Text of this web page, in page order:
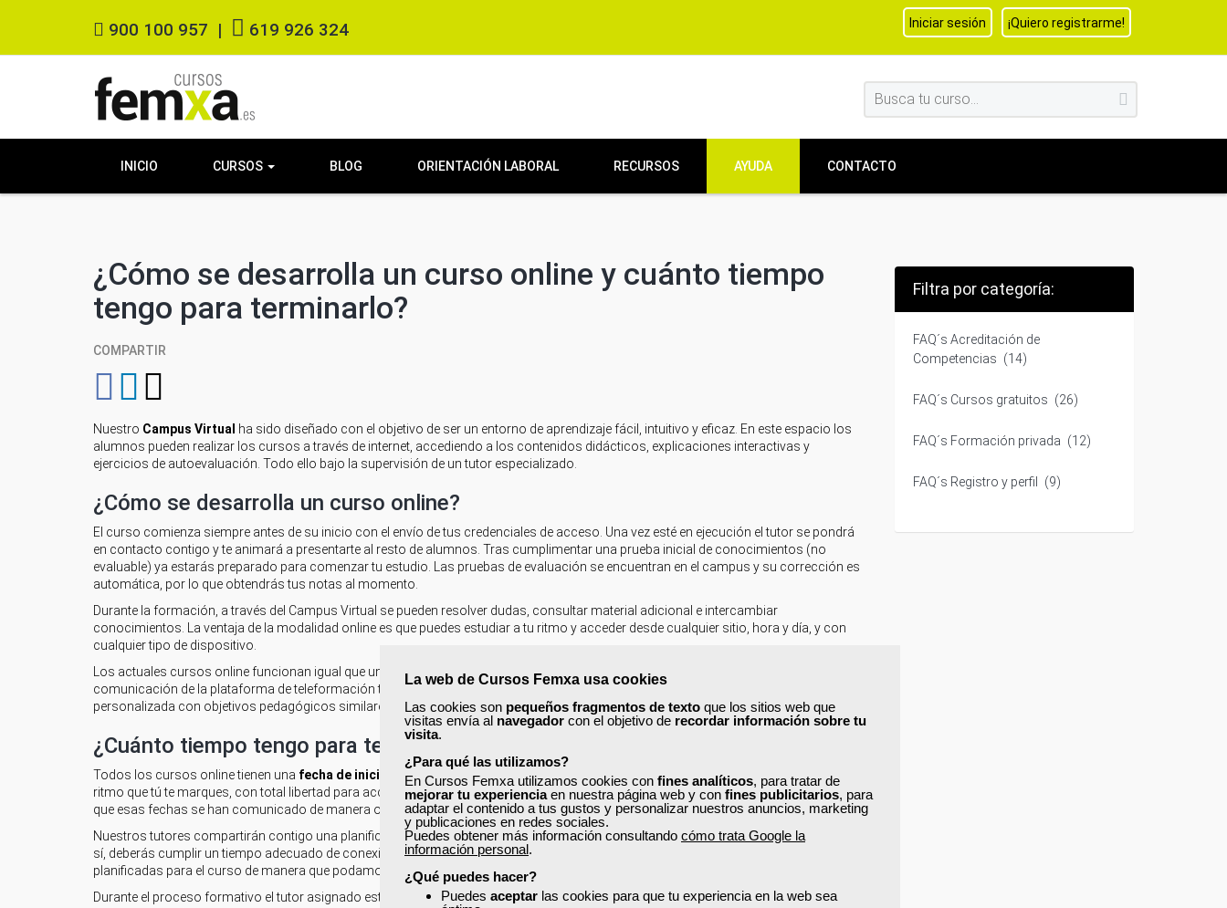
La web de Cursos Femxa usa cookies
Las cookies son pequeños fragmentos de texto que los sitios web que
visitas envía al navegador con el objetivo de recordar información sobre tu
visita.
¿Para qué las utilizamos?
En Cursos Femxa utilizamos cookies con fines analíticos, para tratar de
mejorar tu experienciaen nuestra página web y con fines publicitarios, para
adaptar el contenido a tus gustos y personalizar nuestros anuncios, marketing
y publicaciones en redes sociales.
Puedes obtener más información consultando cómo trata Google la
información personal.
¿Qué puedes hacer?
Puedes aceptar las cookies para que tu experiencia en la web sea
900 100 957 | 619 926 324 Iniciar sesión ¡Quiero registrarme!
INICIO CURSOS BLOG ORIENTACIÓN LABORAL RECURSOS AYUDA CONTACTO
¿Cómo se desarrolla un curso online y cuánto tiempo
tengo para terminarlo?
COMPARTIR
Nuestro Campus Virtual
ha sido diseñado con el objetivo de ser un entorno de aprendizaje fácil, intuitivo y eficaz. En este espacio los
alumnos pueden realizar los cursos a través de internet, accediendo a los contenidos didácticos, explicaciones interactivas y
ejercicios de autoevaluación. Todo ello bajo la supervisión de un tutor especializado.
¿Cómo se desarrolla un curso online?
El curso comienza siempre antes de su inicio con el envío de tus credenciales de acceso. Una vez esté en ejecución el tutor se pondrá
en contacto contigo y te animará a presentarte al resto de alumnos. Tras cumplimentar una prueba inicial de conocimientos (no
evaluable) ya estarás preparado para comenzar tu estudio. Las pruebas de evaluación se encuentran en el campus y su corrección es
automática, por lo que obtendrás tus notas al momento.
Durante la formación, a través del Campus Virtual se pueden resolver dudas, consultar material adicional e intercambiar
conocimientos. La ventaja de la modalidad online es que puedes estudiar a tu ritmo y acceder desde cualquier sitio, hora y día, y con
cualquier tipo de dispositivo.
Los actuales cursos online funcionan igual que un aula tradicional, pero sin necesidad de desplazamientos. Con las herramientas de
comunicación de la plataforma de teleformación tendrás hilo directo con compañeros y tutores y podrás disfrutar de una experiencia
personalizada con objetivos pedagógicos similares a un curso presencial.
¿Cuánto tiempo tengo para terminar un curso online?
Todos los cursos online tienen una fecha de inicio y una fecha de finalización
. Durante este período de tiempo puedes avanzar al
ritmo que tú te marques, con total libertad para acceder a la plataforma online y a los contenidos del curso. Siempre teniendo en cuenta
que esas fechas se han comunicado de manera oficial y son inamovibles.
Nuestros tutores compartirán contigo una planificación ideal, para que te marques un ritmo, pero es orientativa, nunca obligatoria. Eso
sí, deberás cumplir un tiempo adecuado de conexión a la plataforma de teleformación. Este tiempo estará relacionado con las horas
planificadas para el curso de manera que podamos justificar tus interacciones y estudio dentro del aula virtual.
Durante el proceso formativo el tutor asignado estará pendiente de ti, comprobará el tiempo que dedicas al curso y te orientará sobre la
Filtra por categoría:
FAQ´s Acreditación de
Competencias (14)
FAQ´s Cursos gratuitos (26)
FAQ´s Formación privada (12)
FAQ´s Registro y perfil (9)